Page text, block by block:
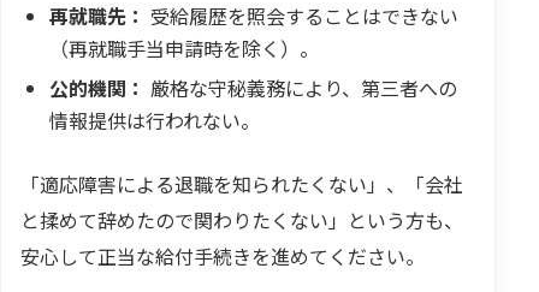
再就職先： 受給履歴を照会することはできない
（再就職手当申請時を除く）。
公的機関： 厳格な守秘義務により、第三者への
情報提供は行われない。
「適応障害による退職を知られたくない」、「会社
と揉めて辞めたので関わりたくない」という方も、
安心して正当な給付手続きを進めてください。